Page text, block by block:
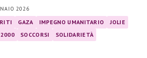
2026
GAZA IMPEGNO UMANITARIO
JOLIE
2000 SOCCORSI
SOLIDARIETÀ